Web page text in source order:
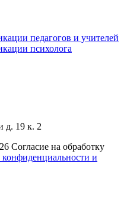
педагогов и учителей
психолога
д. 19 к. 2
Согласие на обработку
и